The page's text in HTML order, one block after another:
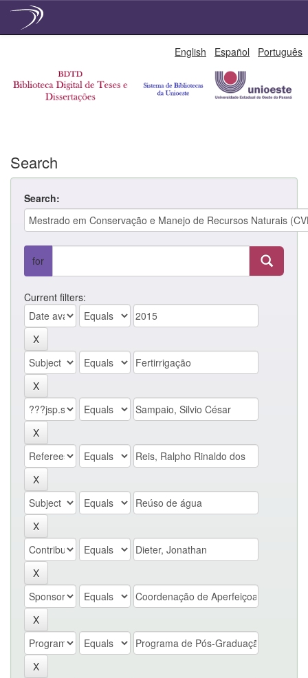
English Español Português
Search
Search:
for
Current filters: